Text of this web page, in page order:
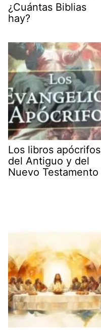
¿Cuántas Biblias
hay?
Los libros apócrifos
del Antiguo y del
Nuevo Testamento